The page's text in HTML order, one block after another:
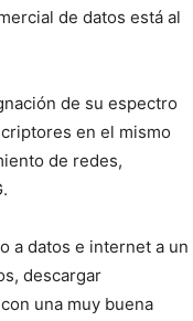
de datos está al
de su espectro
en el mismo
de redes,
a datos e internet a un
descargar
una muy buena